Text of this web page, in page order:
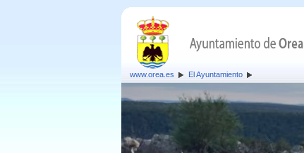
www.orea.es El Ayuntamiento